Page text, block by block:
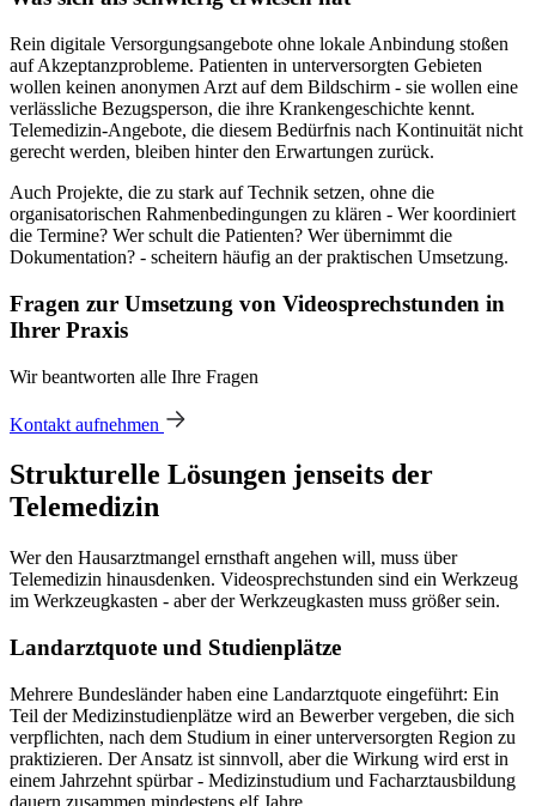
Rein digitale Versorgungsangebote ohne lokale Anbindung stoßen
auf Akzeptanzprobleme. Patienten in unterversorgten Gebieten
wollen keinen anonymen Arzt auf dem Bildschirm - sie wollen eine
verlässliche Bezugsperson, die ihre Krankengeschichte kennt.
Telemedizin-Angebote, die diesem Bedürfnis nach Kontinuität nicht
gerecht werden, bleiben hinter den Erwartungen zurück.
Auch Projekte, die zu stark auf Technik setzen, ohne die
organisatorischen Rahmenbedingungen zu klären - Wer koordiniert
die Termine? Wer schult die Patienten? Wer übernimmt die
Dokumentation? - scheitern häufig an der praktischen Umsetzung.
Fragen zur Umsetzung von Videosprechstunden in
Ihrer Praxis
Wir beantworten alle Ihre Fragen
Kontakt aufnehmen
Strukturelle Lösungen jenseits der
Telemedizin
Wer den Hausarztmangel ernsthaft angehen will, muss über
Telemedizin hinausdenken. Videosprechstunden sind ein Werkzeug
im Werkzeugkasten - aber der Werkzeugkasten muss größer sein.
Landarztquote und Studienplätze
Mehrere Bundesländer haben eine Landarztquote eingeführt: Ein
Teil der Medizinstudienplätze wird an Bewerber vergeben, die sich
verpflichten, nach dem Studium in einer unterversorgten Region zu
praktizieren. Der Ansatz ist sinnvoll, aber die Wirkung wird erst in
einem Jahrzehnt spürbar - Medizinstudium und Facharztausbildung
dauern zusammen mindestens elf Jahre.